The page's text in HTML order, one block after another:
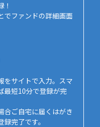
！
でファンドの詳細画面
をサイトで入力。スマ
最短10分で登録が完
合ご自宅に届くはがき
完了です。